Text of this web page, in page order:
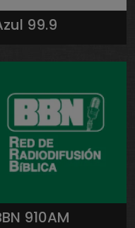
99.9
910AM